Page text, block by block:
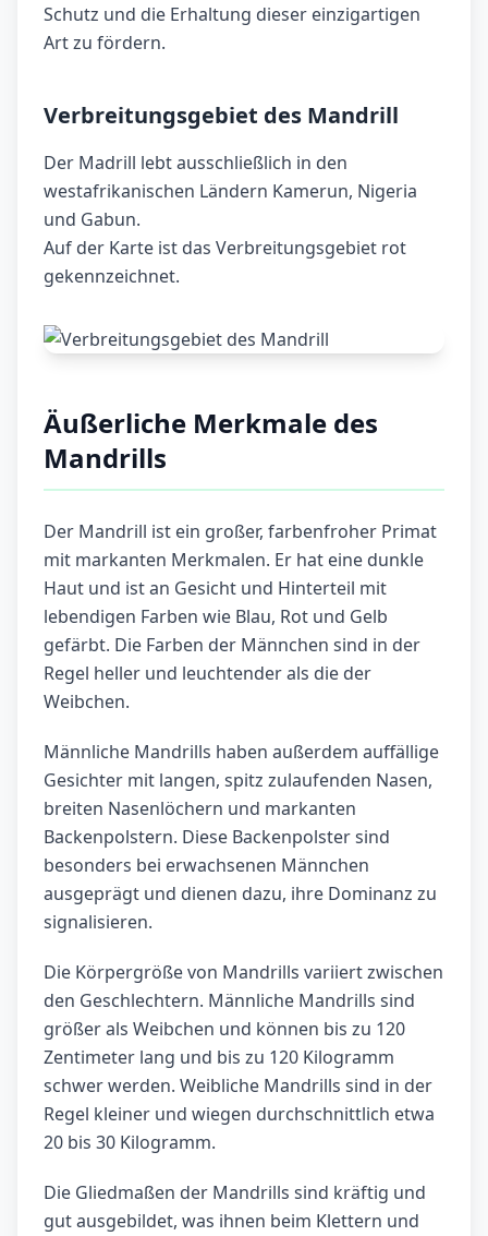
Schutz und die Erhaltung dieser einzigartigen
Art zu fördern.
Verbreitungsgebiet des Mandrill
Der Madrill lebt ausschließlich in den
westafrikanischen Ländern Kamerun, Nigeria
und Gabun.
Auf der Karte ist das Verbreitungsgebiet rot
gekennzeichnet.
Äußerliche Merkmale des
Mandrills
Der Mandrill ist ein großer, farbenfroher Primat
mit markanten Merkmalen. Er hat eine dunkle
Haut und ist an Gesicht und Hinterteil mit
lebendigen Farben wie Blau, Rot und Gelb
gefärbt. Die Farben der Männchen sind in der
Regel heller und leuchtender als die der
Weibchen.
Männliche Mandrills haben außerdem auffällige
Gesichter mit langen, spitz zulaufenden Nasen,
breiten Nasenlöchern und markanten
Backenpolstern. Diese Backenpolster sind
besonders bei erwachsenen Männchen
ausgeprägt und dienen dazu, ihre Dominanz zu
signalisieren.
Die Körpergröße von Mandrills variiert zwischen
den Geschlechtern. Männliche Mandrills sind
größer als Weibchen und können bis zu 120
Zentimeter lang und bis zu 120 Kilogramm
schwer werden. Weibliche Mandrills sind in der
Regel kleiner und wiegen durchschnittlich etwa
20 bis 30 Kilogramm.
Die Gliedmaßen der Mandrills sind kräftig und
gut ausgebildet, was ihnen beim Klettern und